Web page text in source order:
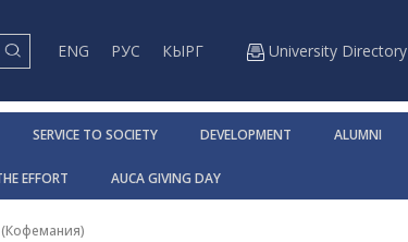
ENG РУС КЫРГ University Directory
SERVICE TO SOCIETY DEVELOPMENT ALUMNI
EFFORT AUCA GIVING DAY